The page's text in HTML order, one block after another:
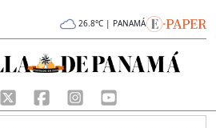
26.8°C | PANAMÁ